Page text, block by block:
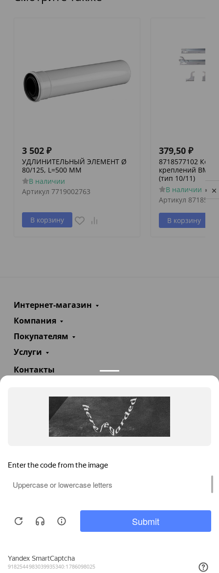
3 502 ₽
УДЛИНИТЕЛЬНЫЙ ЭЛЕМЕНТ Ø
80/125, L=500 MM
В наличии
Артикул 7719002763
В корзину
379,50 ₽
8718577102
креплений BMS
(тип 10/11)
В наличии
Артикул
В корзину
Интернет-магазин
Компания
Покупателям
Услуги
Контакты
info@teploexpert.com
Пн—Сб 09:00 – 18:00
TeploExpert.com © 2008 - 2026 Оборудование для
систем отопления, водоснабжения, канализации
Privacy notice